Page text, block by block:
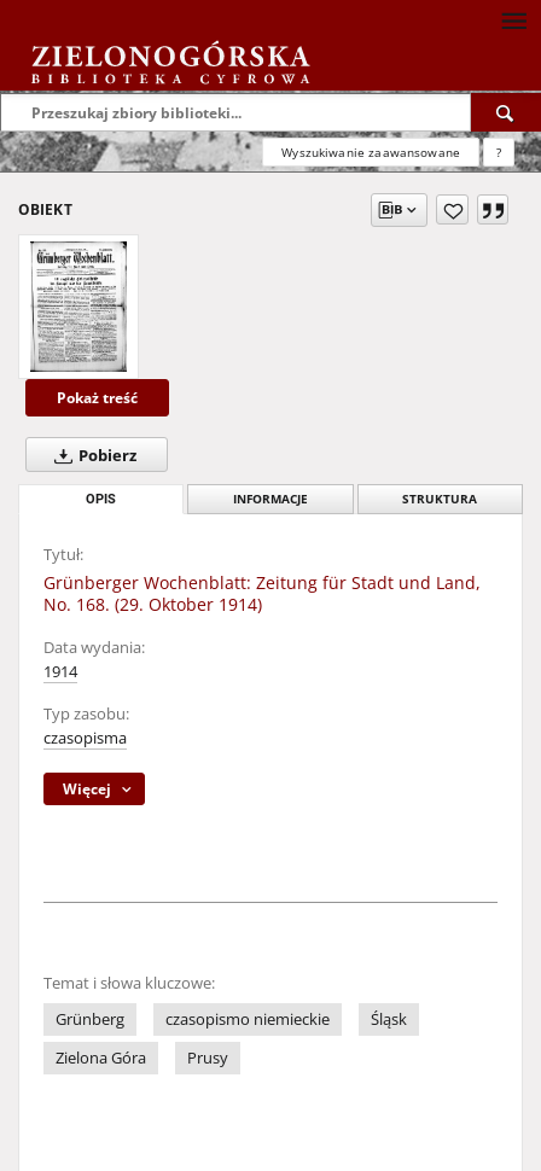
Wyszukiwanie zaawansowane ?
OBIEKT
Pokaż treść
Pobierz
OPIS INFORMACJE STRUKTURA
Tytuł:
Grünberger Wochenblatt: Zeitung für Stadt und Land,
No. 168. (29. Oktober 1914)
Data wydania:
1914
Typ zasobu:
czasopisma
Więcej
Temat i słowa kluczowe:
Grünberg
czasopismo niemieckie
Śląsk
Zielona Góra
Prusy